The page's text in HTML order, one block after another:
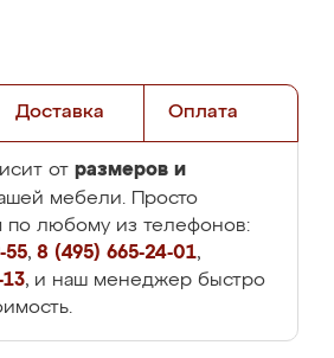
Доставка Оплата
от размеров и
мебели. Просто
по любому из телефонов:
55, 8 (495) 665-24-01,
, и наш менеджер быстро